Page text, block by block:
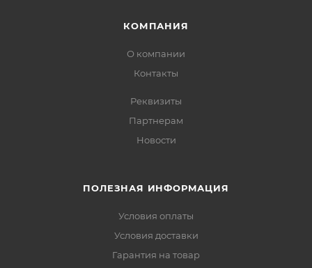
КОМПАНИЯ
О компании
Контакты
Реквизиты
Партнерам
Новости
ПОЛЕЗНАЯ ИНФОРМАЦИЯ
Условия оплаты
Условия доставки
Гарантия на товар